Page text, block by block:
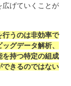
げていくことが
行うのは非効率で
グデータ解析、
持つ特定の組成
きるのではない